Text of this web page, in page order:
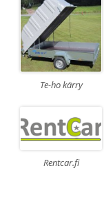
Te-ho kärry
Rentcar.fi